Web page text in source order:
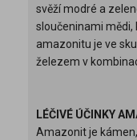
svěží modré a
sloučeninami mědi,
amazonitu je ve
železem v
LÉČIVÉ ÚČINKY
Amazonit je